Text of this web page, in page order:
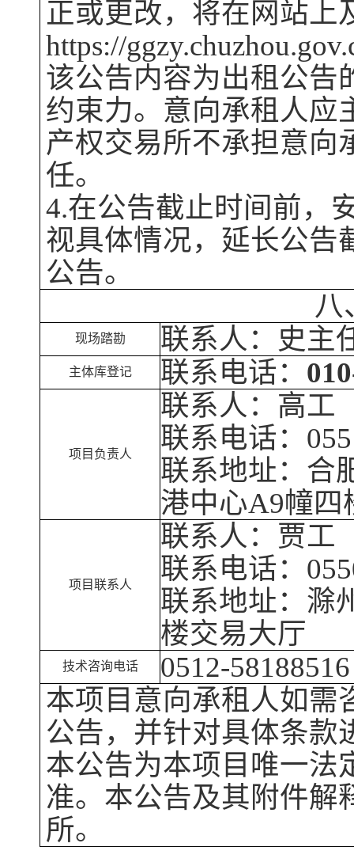
正或更改，将在网站上
https://
该公告内容为出租公告
约束力。意向承租人应
产权交易所不承担意向
任。
4.在公告截止时间前，
视具体情况，延长公告
公告。
八
现场踏勘 联系人： 史主
主体库登记 联系电话：
项目负责人
联系人：高工
联系电话：
联系地址：合
港中心A9幢四
项目联系人
联系人： 贾工
联系电话：
联系地址：滁
楼交易大厅
技术咨询电话
0512-58188516
本项目意向承租人如需
公告，并针对具体条款
本公告为本项目唯一法
准。本公告及其附件解
所。